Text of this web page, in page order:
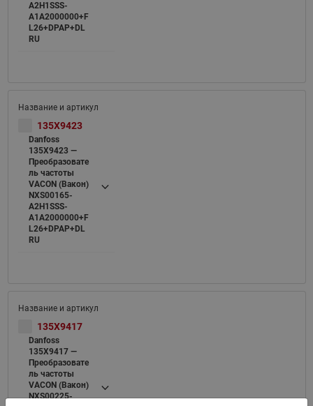
A2H1SSS-
A1A2000000+F
L26+DPAP+DL
RU
135X9423
Danfoss
135X9423 —
Преобразовате
ль частоты
VACON (Вакон)
NXS00165-
A2H1SSS-
A1A2000000+F
L26+DPAP+DL
RU
135X9417
Danfoss
135X9417 —
Преобразовате
ль частоты
VACON (Вакон)
NXS00225-